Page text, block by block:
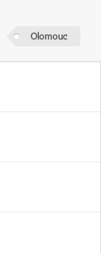
Olomouc